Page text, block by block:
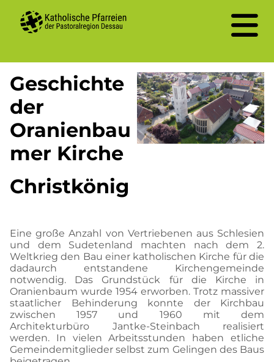
Geschichte
der
Oranienbau
mer Kirche
Christkönig
Eine große Anzahl von Vertriebenen aus Schlesien
und dem Sudetenland machten nach dem 2.
Weltkrieg den Bau einer katholischen Kirche für die
dadaurch entstandene Kirchengemeinde
notwendig. Das Grundstück für die Kirche in
Oranienbaum wurde 1954 erworben. Trotz massiver
staatlicher Behinderung konnte der Kirchbau
zwischen 1957 und 1960 mit dem
Architekturbüro Jantke-Steinbach realisiert
werden. In vielen Arbeitsstunden haben etliche
Gemeindemitglieder selbst zum Gelingen des Baus